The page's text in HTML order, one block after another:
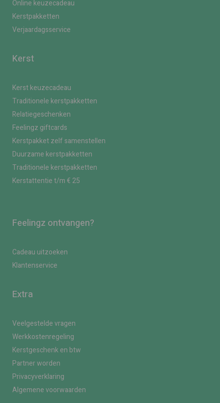
Online keuzecadeau
Kerstpakketten
Verjaardagsservice
Kerst
Kerst keuzecadeau
Traditionele kerstpakketten
Relatiegeschenken
Feelingz giftcards
Kerstpakket zelf samenstellen
Duurzame kerstpakketten
Traditionele kerstpakketten
Kerstattentie t/m € 25
Feelingz ontvangen?
Cadeau uitzoeken
Klantenservice
Extra
Veelgestelde vragen
Werkkostenregeling
Kerstgeschenk en btw
Partner worden
Privacyverklaring
Algemene voorwaarden